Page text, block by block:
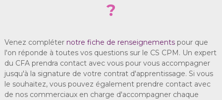
?
Venez compléter notre fiche de renseignementspour que
l'on réponde à toutes vos questions sur le CS CPM. Un expert
du CFA prendra contact avec vous pour vous accompagner
jusqu'à la signature de votre contrat d'apprentissage. Si vous
le souhaitez, vous pouvez également prendre contact avec
de nos commerciaux en charge d'accompagner chaque